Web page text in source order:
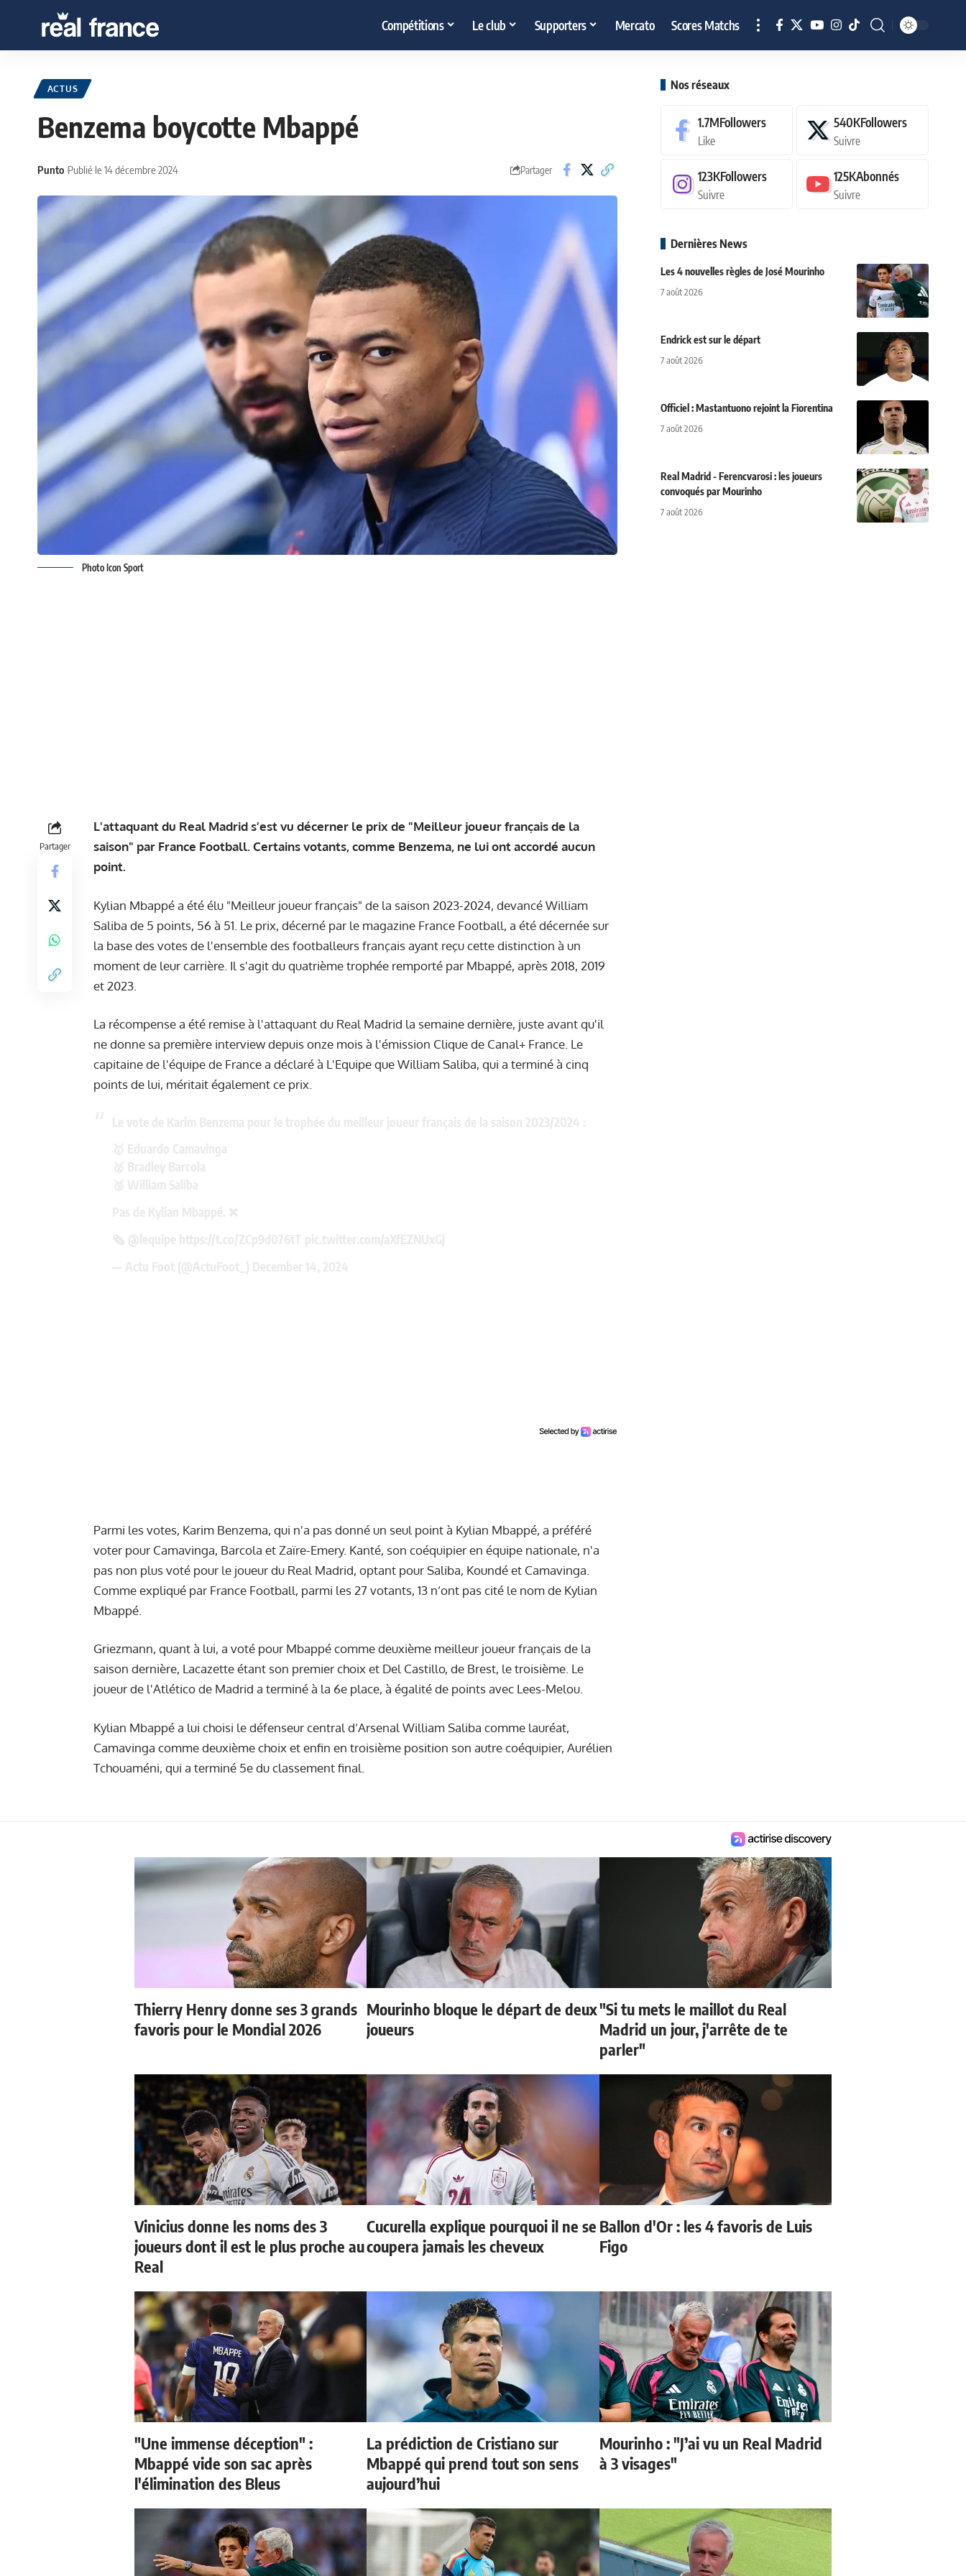
Compétitions Le club Supporters Mercato Scores Matchs
ACTUS
Benzema boycotte Mbappé
Punto Publié le 14 décembre 2024 Partager
Photo Icon Sport
Partager
L'attaquant du Real Madrid s’est vu décerner le prix de "Meilleur joueur français de la
saison" par France Football. Certains votants, comme Benzema, ne lui ont accordé aucun
point.
Kylian Mbappé a été élu "Meilleur joueur français" de la saison 2023-2024, devancé William
Saliba de 5 points, 56 à 51. Le prix, décerné par le magazine France Football, a été décernée sur
la base des votes de l'ensemble des footballeurs français ayant reçu cette distinction à un
moment de leur carrière. Il s'agit du quatrième trophée remporté par Mbappé, après 2018, 2019
et 2023.
La récompense a été remise à l'attaquant du Real Madrid la semaine dernière, juste avant qu'il
ne donne sa première interview depuis onze mois à l'émission Clique de Canal+ France. Le
capitaine de l'équipe de France a déclaré à L'Equipe que William Saliba, qui a terminé à cinq
points de lui, méritait également ce prix.
Parmi les votes, Karim Benzema, qui n'a pas donné un seul point à Kylian Mbappé, a préféré
voter pour Camavinga, Barcola et Zaïre-Emery. Kanté, son coéquipier en équipe nationale, n'a
pas non plus voté pour le joueur du Real Madrid, optant pour Saliba, Koundé et Camavinga.
Comme expliqué par France Football, parmi les 27 votants, 13 n’ont pas cité le nom de Kylian
Mbappé.
Griezmann, quant à lui, a voté pour Mbappé comme deuxième meilleur joueur français de la
saison dernière, Lacazette étant son premier choix et Del Castillo, de Brest, le troisième. Le
joueur de l'Atlético de Madrid a terminé à la 6e place, à égalité de points avec Lees-Melou.
Kylian Mbappé a lui choisi le défenseur central d’Arsenal William Saliba comme lauréat,
Camavinga comme deuxième choix et enfin en troisième position son autre coéquipier, Aurélien
Tchouaméni, qui a terminé 5e du classement final.
Nos réseaux
1.7MFollowers
Like
540KFollowers
Suivre
123KFollowers
Suivre
125KAbonnés
Suivre
Dernières News
Les 4 nouvelles règles de José Mourinho
7 août 2026
Endrick est sur le départ
7 août 2026
Officiel : Mastantuono rejoint la Fiorentina
7 août 2026
Real Madrid - Ferencvarosi : les joueurs
convoqués par Mourinho
7 août 2026
Thierry Henry donne ses 3 grands
favoris pour le Mondial 2026
Mourinho bloque le départ de deux
joueurs
"Si tu mets le maillot du Real
Madrid un jour, j'arrête de te
parler"
Vinicius donne les noms des 3
joueurs dont il est le plus proche au
Real
Cucurella explique pourquoi il ne se
coupera jamais les cheveux
Ballon d'Or : les 4 favoris de Luis
Figo
"Une immense déception" :
Mbappé vide son sac après
l'élimination des Bleus
La prédiction de Cristiano sur
Mbappé qui prend tout son sens
aujourd’hui
Mourinho : "J’ai vu un Real Madrid
à 3 visages"